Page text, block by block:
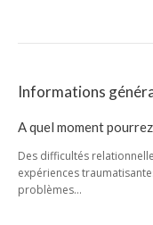
Informations
A quel moment
Des difficultés
expériences
problèmes…